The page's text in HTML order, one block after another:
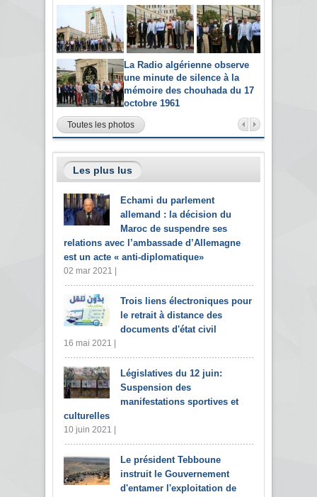
La Radio algérienne observe
une minute de silence à la
mémoire des chouhada du 17
octobre 1961
Toutes les photos
Les plus lus
Echami du parlement
allemand : la décision du
Maroc de suspendre ses
relations avec l’ambassade d’Allemagne
est un acte « anti-diplomatique»
02 mar 2021 |
Trois liens électroniques pour
le retrait à distance des
documents d'état civil
16 mai 2021 |
Législatives du 12 juin:
Suspension des
manifestations sportives et
culturelles
10 juin 2021 |
Le président Tebboune
instruit le Gouvernement
d'entamer l'exploitation de